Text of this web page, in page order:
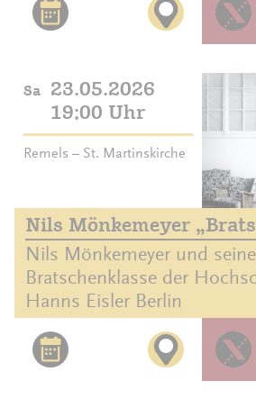
Sa
23.05.2026
19:00 Uhr
Remels – St. Martinskirche
Nils Mönkemeyer
Nils Mönkemeyer und seine
Bratschenklasse der
Hanns Eisler Berlin